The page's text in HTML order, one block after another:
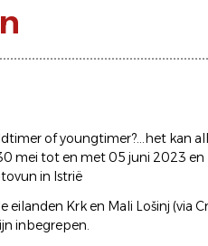
of youngtimer?...het kan
mei tot en met 05 juni 2023
in Istrië
eilanden Krk en Mali Lošinj (via
inbegrepen.